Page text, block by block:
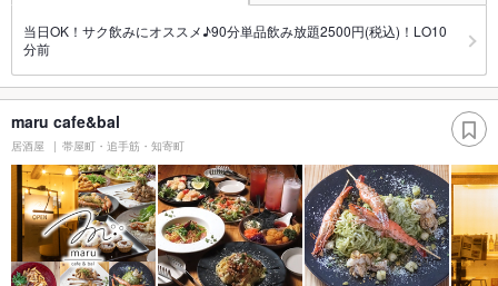
当日OK！サク飲みにオススメ♪90分単品飲み放題2500円(税込)！LO10
分前
maru cafe&bal
居酒屋 帯屋町・追手筋・知寄町